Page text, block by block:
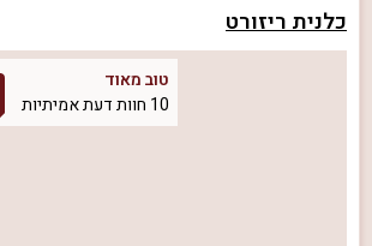
כלנית ריזורט
טוב מאוד
10 חוות דעת אמיתיות